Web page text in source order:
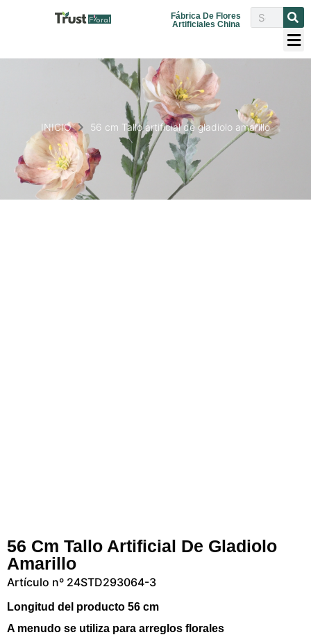
Fábrica De Flores
Artificiales China
INICIO 56 cm Tallo artificial de gladiolo amarillo
56 Cm Tallo Artificial De Gladiolo
Amarillo
Artículo nº 24STD293064-3
Longitud del producto 56 cm
A menudo se utiliza para arreglos florales